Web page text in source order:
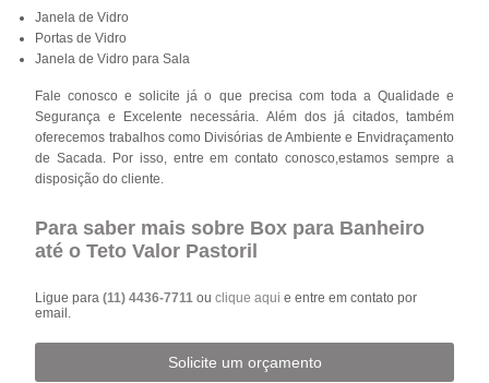
Janela de Vidro
Portas de Vidro
Janela de Vidro para Sala
Fale conosco e solicite já o que precisa com toda a Qualidade e
Segurança e Excelente necessária. Além dos já citados, também
oferecemos trabalhos como Divisórias de Ambiente e Envidraçamento
de Sacada. Por isso, entre em contato conosco,estamos sempre a
disposição do cliente.
Para saber mais sobre Box para Banheiro
até o Teto Valor Pastoril
Ligue para(11) 4436-7711ouclique aqui e entre em contato por
email.
Solicite um orçamento